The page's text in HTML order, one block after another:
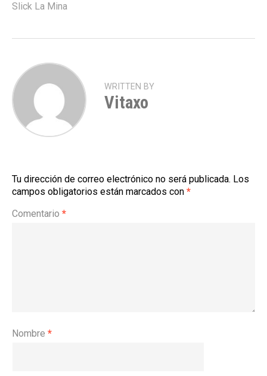
Slick La Mina
WRITTEN BY
Vitaxo
Tu dirección de correo electrónico no será publicada. Los
campos obligatorios están marcados con *
Comentario *
Nombre *